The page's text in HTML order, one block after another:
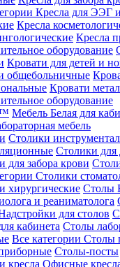
Кресла для ЭЭГ
Кресла
Кресла
оборудование
Кровати для детей и
общебольничные
Кровати
оборудование
Мебель Белая для
мебель
Столики
Столики для
для забора крови
Столики
хирургические Столы
и реаниматолога
для столов
кабинета Столы
Все категории Столы
Столы-посты
кресла Офисные